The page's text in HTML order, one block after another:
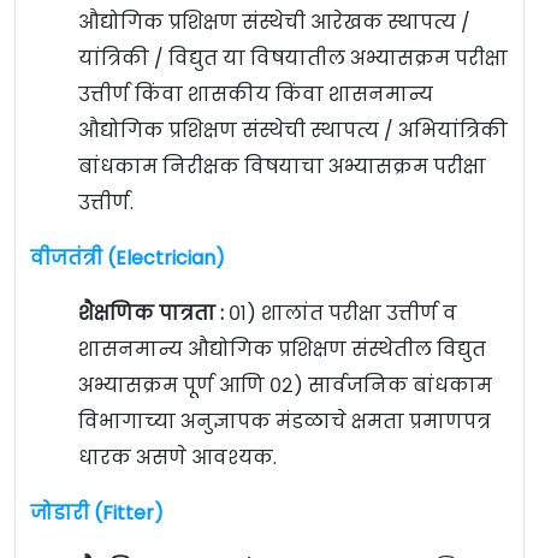
औद्योगिक प्रशिक्षण संस्थेची आरेखक स्थापत्य /
यांत्रिकी / विद्युत या विषयातील अभ्यासक्रम परीक्षा
उत्तीर्ण किंवा शासकीय किंवा शासनमान्य
औद्योगिक प्रशिक्षण संस्थेची स्थापत्य / अभियांत्रिकी
बांधकाम निरीक्षक विषयाचा अभ्यासक्रम परीक्षा
उत्तीर्ण.
वीजतंत्री (Electrician)
शैक्षणिक पात्रता : ०१) शालांत परीक्षा उत्तीर्ण व
शासनमान्य औद्योगिक प्रशिक्षण संस्थेतील विद्युत
अभ्यासक्रम पूर्ण आणि ०२) सार्वजनिक बांधकाम
विभागाच्या अनुज्ञापक मंडळाचे क्षमता प्रमाणपत्र
धारक असणे आवश्यक.
जोडारी (Fitter)